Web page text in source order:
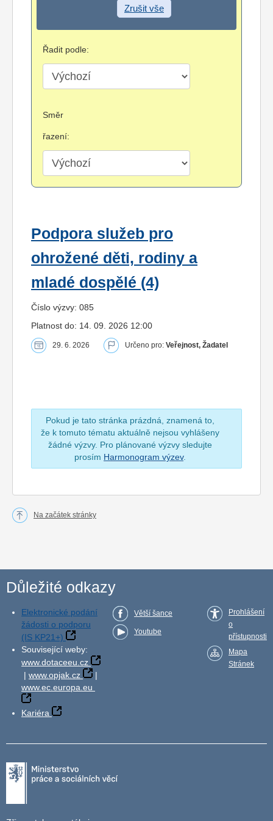
Zrušit vše
Řadit podle:
Směr
řazení:
Podpora služeb pro
ohrožené děti, rodiny a
mladé dospělé (4)
Číslo výzvy: 085
Platnost do: 14. 09. 2026 12:00
29. 6. 2026 Určeno pro: Veřejnost, Žadatel
Pokud je tato stránka prázdná, znamená to,
že k tomuto tématu aktuálně nejsou vyhlášeny
žádné výzvy. Pro plánované výzvy sledujte
prosím Harmonogram výzev.
Na začátek stránky
Důležité odkazy
Elektronické podání
žádosti o podporu
(IS KP21+)
Související weby:
www.dotaceeu.cz
| www.opjak.cz
|
www.ec.europa.eu
Kariéra
Větší šance
Youtube
Prohlášení
o
přístupnosti
Mapa
Stránek